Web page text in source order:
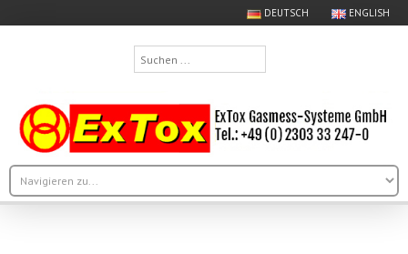
DEUTSCH ENGLISH
Suchen
...